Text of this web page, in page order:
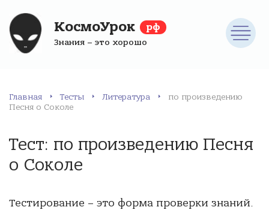
КосмоУрок рф
Знания – это хорошо
Главная Тесты Литература
по произведению
Песня о Соколе
Тест: по произведению Песня
о Соколе
Тестирование – это форма проверки знаний.